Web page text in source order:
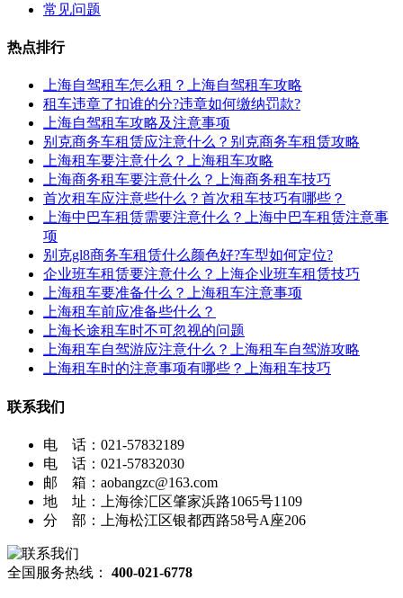
常见问题
热点排行
上海自驾租车怎么租？上海自驾租车攻略
租车违章了扣谁的分?违章如何缴纳罚款?
上海自驾租车攻略及注意事项
别克商务车租赁应注意什么？别克商务车租赁攻略
上海租车要注意什么？上海租车攻略
上海商务租车要注意什么？上海商务租车技巧
首次租车应注意些什么？首次租车技巧有哪些？
上海中巴车租赁需要注意什么？上海中巴车租赁注意事
项
别克gl8商务车租赁什么颜色好?车型如何定位?
企业班车租赁要注意什么？上海企业班车租赁技巧
上海租车要准备什么？上海租车注意事项
上海租车前应准备些什么？
上海长途租车时不可忽视的问题
上海租车自驾游应注意什么？上海租车自驾游攻略
上海租车时的注意事项有哪些？上海租车技巧
联系我们
电 话：021-57832189
电 话：021-57832030
邮 箱：aobangzc@163.com
地 址：上海徐汇区肇家浜路1065号1109
分 部：上海松江区银都西路58号A座206
全国服务热线： 400-021-6778